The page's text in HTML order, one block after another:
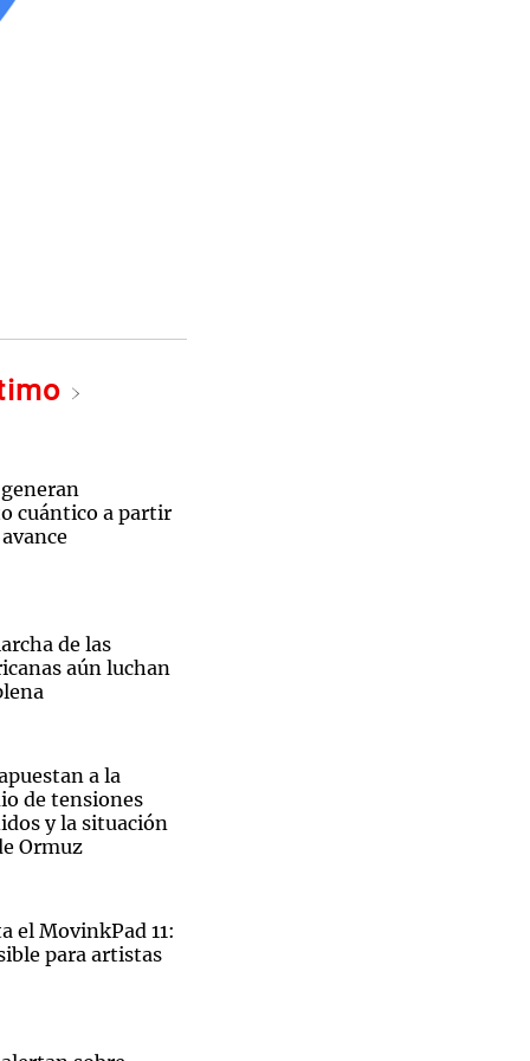
cuántico a partir
de las
aún luchan
a la
de tensiones
y la situación
Ormuz
el MovinkPad 11:
para artistas